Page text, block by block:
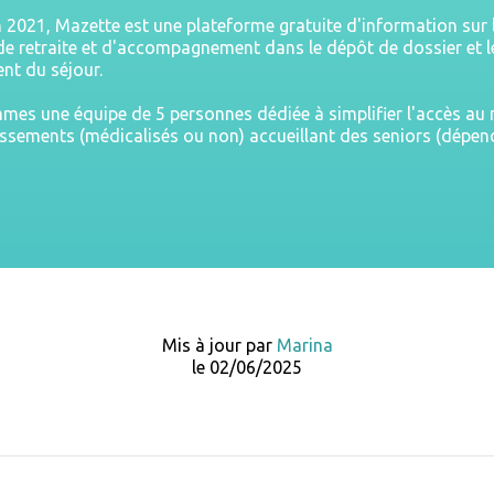
2021, Mazette est une plateforme gratuite d'information sur
retraite et d'accompagnement dans le dépôt de dossier et
du séjour.
une équipe de 5 personnes dédiée à simplifier l'accès au
(médicalisés ou non) accueillant des seniors
Mis à jour par Marina
le 02/06/2025